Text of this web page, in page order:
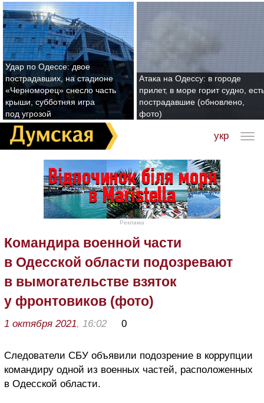
Удар по Одессе: двое
пострадавших, на стадионе
«Черноморец» снесло часть
крыши, субботняя игра
под угрозой
Атака на Одессу: в городе
прилет, в море горит судно,
пострадавшие (обновлено,
фото)
укр
Реклама
Командира военной части
в Одесской области подозревают
в вымогательстве взяток
у фронтовиков (фото)
1 октября 2021, 16:02 0
Следователи СБУ объявили подозрение в коррупции
командиру одной из военных частей, расположенных
в Одесской области.